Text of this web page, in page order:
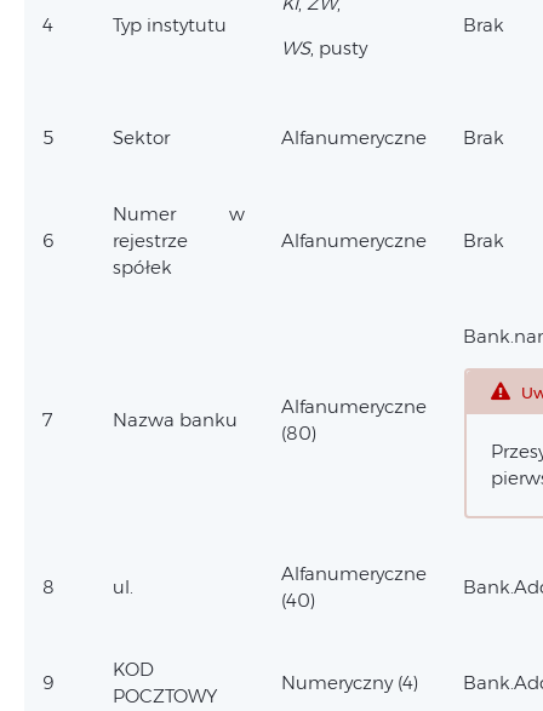
4 Typ instytutu
WS, pusty
Brak
5 Sektor Alfanumeryczne Brak
6
Numer w
rejestrze
spółek
Alfanumeryczne Brak
7 Nazwa banku
Alfanumeryczne
(80)
8 ul.
Alfanumeryczne
(40)
9
KOD
POCZTOWY
Numeryczny (4)